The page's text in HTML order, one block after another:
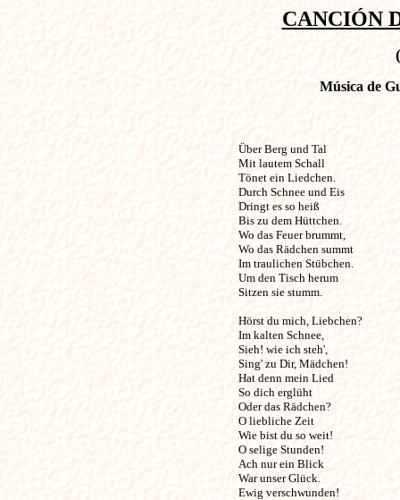
CANCIÓN
Música de
Über Berg und
Mit lautem Schall
Tönet ein Liedchen.
Durch Schnee und Eis
Dringt es so heiß
Bis zu dem Hüttchen.
Wo das Feuer brummt,
Wo das Rädchen summt
Im traulichen Stübchen.
Um den Tisch herum
Sitzen sie stumm.
Hörst du mich, Liebchen?
Im kalten Schnee,
Sieh! wie ich steh',
Sing' zu Dir, Mädchen!
Hat denn mein Lied
So dich erglüht
Oder das Rädchen?
O liebliche Zeit
Wie bist du so weit!
O selige Stunden!
Ach nur ein Blick
War unser Glück.
Ewig verschwunden!